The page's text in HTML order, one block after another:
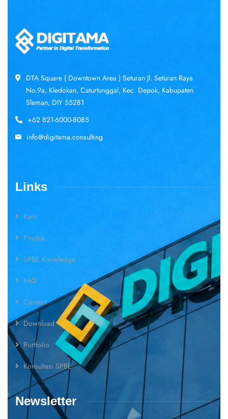
DTA Square ( Downtown Area ) Seturan Jl. Seturan Raya
No.9a, Kledokan, Caturtunggal, Kec. Depok, Kabupaten
Sleman, DIY 55281
+62 821-6000-8085
info@digitama.consulting
Links
Karir
Produk
SPBE Knowledge
FAQ
Contact
Download
Portfolio
Konsultasi SPBE
Newsletter